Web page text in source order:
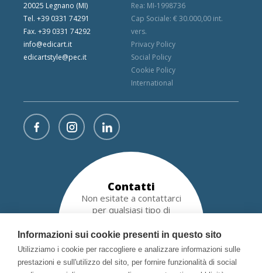
20025 Legnano (MI)
Tel. +39 0331 74291
Fax. +39 0331 74292
info@edicart.it
edicartstyle@pec.it
Rea: MI-1998736
Cap Sociale: € 30.000,00 int.
vers.
Privacy Policy
Social Policy
Cookie Policy
International
Contatti
Non esitate a contattarci
per qualsiasi tipo di
RICHIEDI INFORMAZIONI
Informazioni sui cookie presenti in questo sito
Utilizziamo i cookie per raccogliere e analizzare informazioni sulle
prestazioni e sull'utilizzo del sito, per fornire funzionalità di social